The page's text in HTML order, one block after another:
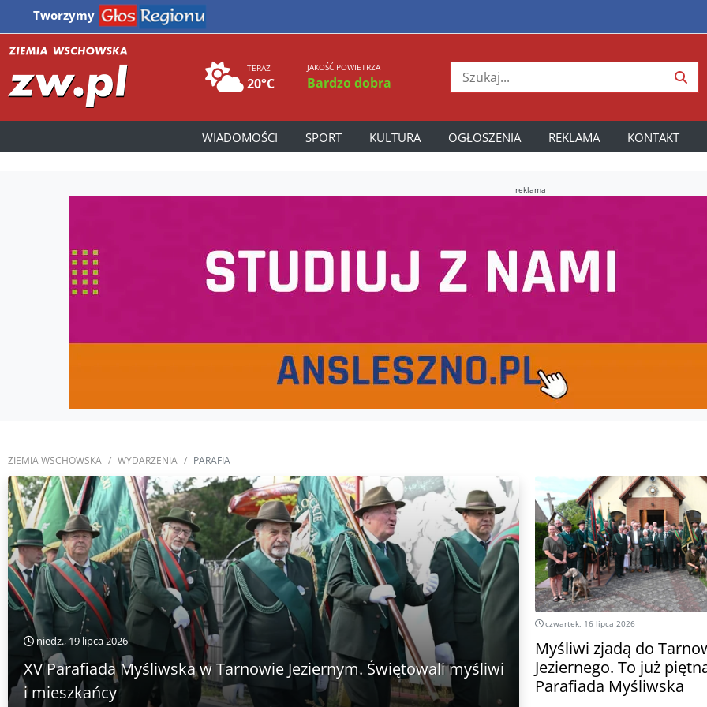
Tworzymy
TERAZ
20°C
JAKOŚĆ POWIETRZA
Bardzo dobra
WIADOMOŚCI SPORT KULTURA OGŁOSZENIA REKLAMA KONTAKT
reklama
ZIEMIA WSCHOWSKA WYDARZENIA PARAFIA
niedz., 19 lipca 2026
XV Parafiada Myśliwska w Tarnowie Jeziernym. Świętowali myśliwi
i mieszkańcy
czwartek, 16 lipca 2026
Myśliwi zjadą do
Jeziernego. To już
Parafiada Myśliwska